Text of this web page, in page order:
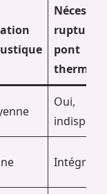
rupture
pont
Oui,
Intégrée